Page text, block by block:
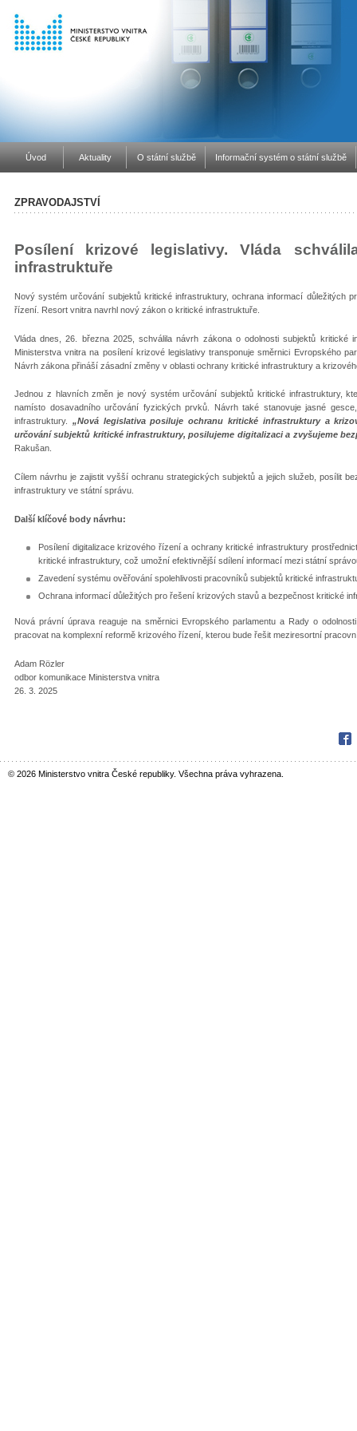
Úvod Aktuality O státní službě Informační systém o státní službě
ZPRAVODAJSTVÍ
Posílení krizové legislativy. Vláda
infrastruktuře
Nový systém určování subjektů kritické infrastruktury, ochrana informací důležitých
řízení. Resort vnitra navrhl nový zákon o kritické infrastruktuře.
Vláda dnes, 26. března 2025, schválila návrh zákona o odolnosti subjektů kritické
Ministerstva vnitra na posílení krizové legislativy transponuje směrnici Evropského
Návrh zákona přináší zásadní změny v oblasti ochrany kritické infrastruktury a
Jednou z hlavních změn je nový systém určování subjektů kritické infrastruktury,
namísto dosavadního určování fyzických prvků. Návrh také stanovuje jasné
infrastruktury. „Nová legislativa posiluje ochranu kritické infrastruktury a
určování subjektů kritické infrastruktury, posilujeme digitalizaci a zvyšujeme
Rakušan.
Cílem návrhu je zajistit vyšší ochranu strategických subjektů a jejich služeb, posílit
infrastruktury ve státní správu.
Další klíčové body návrhu:
Posílení digitalizace krizového řízení a ochrany kritické infrastruktury
kritické infrastruktury, což umožní efektivnější sdílení informací mezi státní
Zavedení systému ověřování spolehlivosti pracovníků subjektů kritické
Ochrana informací důležitých pro řešení krizových stavů a bezpečnost kritické
Nová právní úprava reaguje na směrnici Evropského parlamentu a Rady o
pracovat na komplexní reformě krizového řízení, kterou bude řešit meziresortní
Adam Rözler
odbor komunikace Ministerstva vnitra
26. 3. 2025
© 2026 Ministerstvo vnitra České republiky. Všechna práva vyhrazena.